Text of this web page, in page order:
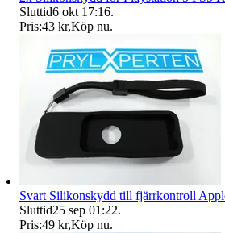
Sluttid6 okt 17:16.
Pris:43 kr,Köp nu.
Svart Silikonskydd till fjärrkontroll
Sluttid25 sep 01:22.
Pris:49 kr,Köp nu.